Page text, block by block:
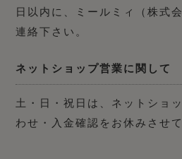
日以内に、ミールミィ（株式
連絡下さい。
ネットショップ営業に関して
土・日・祝日は、ネットショ
わせ・入金確認をお休みさせ